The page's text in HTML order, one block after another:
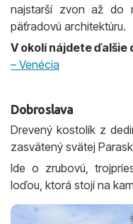
najstarší zvon až do
päťradovú architektúru.
V okolí nájdete ďalšie
– Venécia
Dobroslava
Drevený kostolík z
zasvätený svätej
Ide o zrubovú,
loďou, ktorá stojí na